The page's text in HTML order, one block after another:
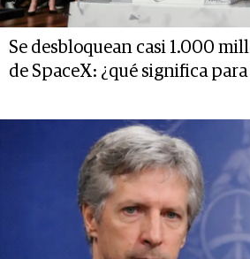
Se desbloquean casi 1.000
de SpaceX: ¿qué significa